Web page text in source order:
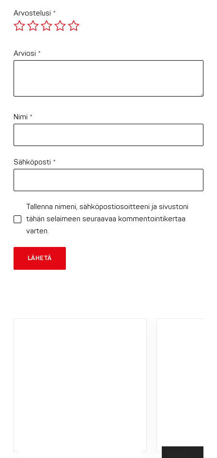
Arvostelusi *
Arviosi *
Nimi *
Sähköposti *
Tallenna nimeni, sähköpostiosoitteeni ja sivustoni
tähän selaimeen seuraavaa kommentointikertaa
varten.